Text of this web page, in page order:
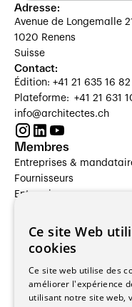
Adresse:
Avenue de Longemalle 21
1020 Renens
Suisse
Contact:
Édition: +41 21 635 16 82
Plateforme: +41 21 631
info@architectes.ch
Membres
Entreprises &
Fournisseurs
Entreprises
Architectes paysagistes
Architectes d'intérieur
Entreprises générales
Ingénieurs et
Ce site Web
cookies
Ce site web utilise des
améliorer l'expérience
utilisant notre site web,